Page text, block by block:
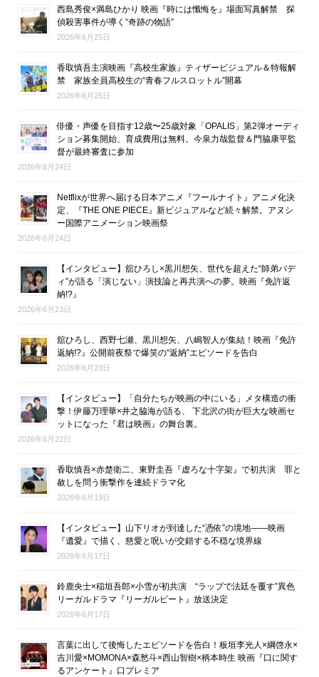
西島秀俊×満島ひかり 映画『時には懺悔を』場面写真解禁 探
偵殺害事件が導く“奇跡の物語”
2026年6月25日
香取慎吾主演映画『高校生家族』ティザービジュアル＆特報解
禁 家族全員高校生の“青春フルスロットル”開幕
2026年6月25日
俳優・声優を目指す12歳〜25歳対象「OPALIS」第2弾オーディ
ション募集開始、育成費用は無料。今泉力哉監督＆門脇康平監
督が最終審査に参加
2026年6月24日
Netflixが世界へ届ける日本アニメ『フールナイト』アニメ化決
定、『THE ONE PIECE』新ビジュアルなど続々解禁。アヌシ
ー国際アニメーション映画祭
2026年6月24日
【インタビュー】舘ひろし×黒川想矢、世代を超えた“師弟バデ
ィ”が語る「演じない」演技論と再共演への夢。映画『免許返
納!?』
2026年6月23日
舘ひろし、西野七瀬、黒川想矢、八嶋智人が集結！映画『免許
返納!?』公開前夜祭で爆笑の“返納”エピソードを告白
2026年6月23日
【インタビュー】「自分たちが映画の中にいる」メタ構造の衝
撃！伊藤万理華×井之脇海が語る、 下北沢の街が巨大な映画セ
ットになった『君は映画』の舞台裏。
2026年6月22日
香取慎吾×赤楚衛二、東野圭吾『虚ろな十字架』で初共演 罪と
赦しを問う衝撃作を連続ドラマ化
2026年6月19日
【インタビュー】山下リオが到達した“憑依”の境地――映画
『遺愛』で描く、慈愛と呪いが交錯する不穏な境界線
2026年6月17日
鈴鹿央士×稲垣吾郎×小雪が初共演 “ラップで法廷を覆す”異色
リーガルドラマ『リーガルビート』放送決定
2026年6月17日
言葉に出して後悔したエピソードを告白！板垣李光人×綱啓永×
吉川愛×MOMONA×森愁斗×西山智樹×柄本時生 映画『口に関す
るアンケート』口プレミア